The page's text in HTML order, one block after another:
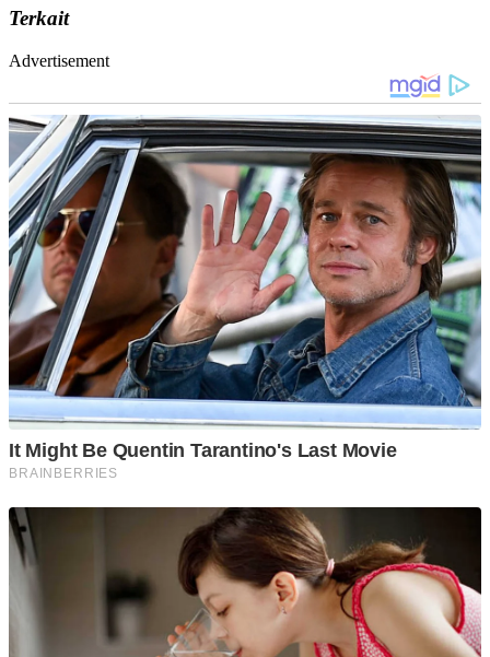
Terkait
Advertisement